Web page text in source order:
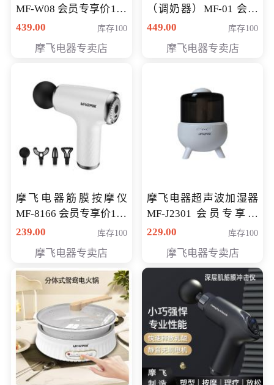
MF-W08 会员专享价198
元
439.00 库存100
摩飞电器专卖店
（调奶器）MF-01 会员
专享价366元
449.00 库存100
摩飞电器专卖店
摩飞电器筋膜按摩仪
MF-8166 会员专享价168
元
239.00 库存100
摩飞电器专卖店
摩飞电器超声波加湿器
MF-J2301 会员专享价
168元
229.00 库存100
摩飞电器专卖店